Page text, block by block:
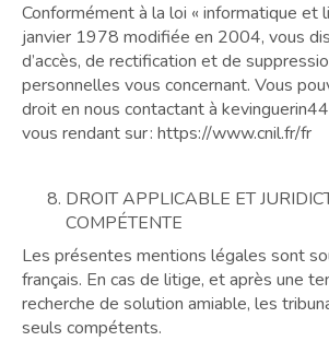
Conformément à la loi « informatique et
janvier 1978 modifiée en 2004, vous
d’accès, de rectification et de
personnelles vous concernant. Vous
droit en nous contactant à
vous rendant sur : https://www.cnil.fr/fr
DROIT APPLICABLE ET
COMPÉTENTE
Les présentes mentions légales sont
français. En cas de litige, et après une
recherche de solution amiable, les
seuls compétents.